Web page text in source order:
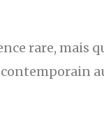
rare, mais